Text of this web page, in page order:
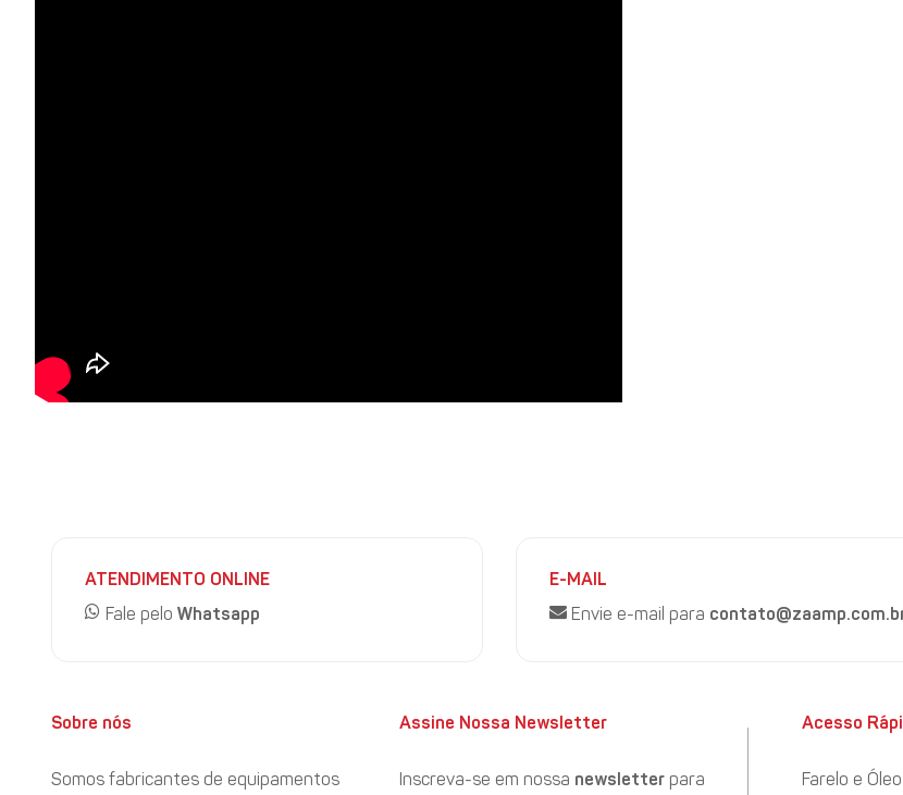
ATENDIMENTO ONLINE
Fale pelo Whatsapp
E-MAIL
Envie e-mail para
Sobre nós
Somos fabricantes de equipamentos
Assine Nossa Newsletter
Inscreva-se em nossa newsletter para
Acesso
Farelo e Óleo